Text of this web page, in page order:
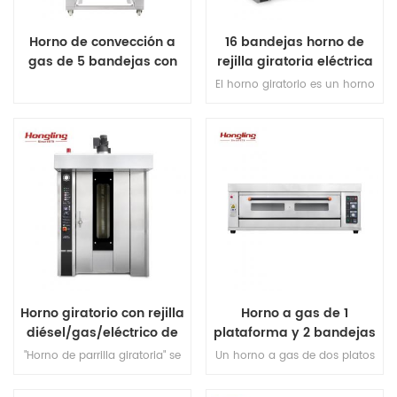
manija de la puerta de
uniforme. 10.tamaño de la
bandeja: 400 * 600 mm
Horno de convección a
gas de 5 bandejas con
16 bandejas horno de
rejilla giratoria eléctrica
con carro
El horno giratorio es un horno
asegurando que la comida se
Horno giratorio con rejilla
diésel/gas/eléctrico de
32 bandejas
"Horno de parrilla giratoria" se
Horno a gas de 1
plataforma y 2 bandejas
Un horno a gas de dos platos